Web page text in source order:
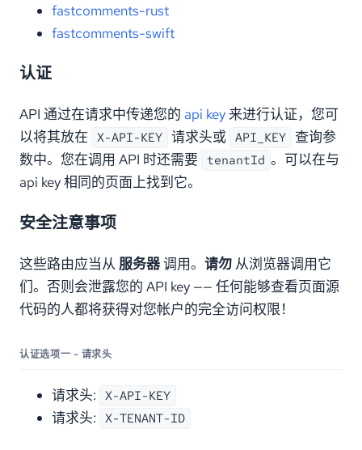
fastcomments-rust
fastcomments-swift
认证
API 通过在请求中传递您的 api key来进行认证，您可
以将其放在 X-API-KEY 请求头或 API_KEY 查询参
数中。您在调用 API 时还需要 tenantId 。可以在与
api key 相同的页面上找到它。
安全注意事项
这些路由应当从 服务器调用。 请勿 从浏览器调用它
们。否则会泄露您的 API key —— 任何能够查看页面源
代码的人都将获得对您帐户的完全访问权限！
认证选项一 - 请求头
请求头: X-API-KEY
请求头: X-TENANT-ID